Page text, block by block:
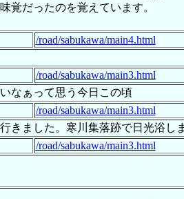
覚だったのを覚えています。
/road/sabukawa/main4.html
/road/sabukawa/main3.html
なぁって思う今日この頃
/road/sabukawa/main3.html
きました。寒川集落跡で日光浴し
/road/sabukawa/main3.html